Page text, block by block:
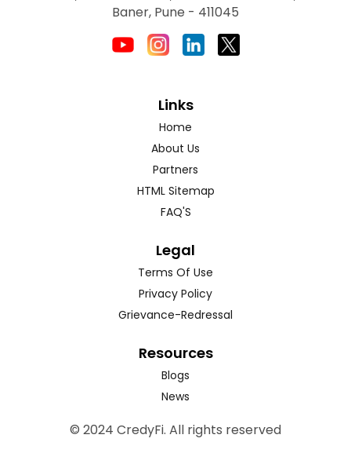
Baner, Pune - 411045
Links
Home
About Us
Partners
HTML Sitemap
FAQ'S
Legal
Terms Of Use
Privacy Policy
Grievance-Redressal
Resources
Blogs
News
© 2024 CredyFi. All rights reserved